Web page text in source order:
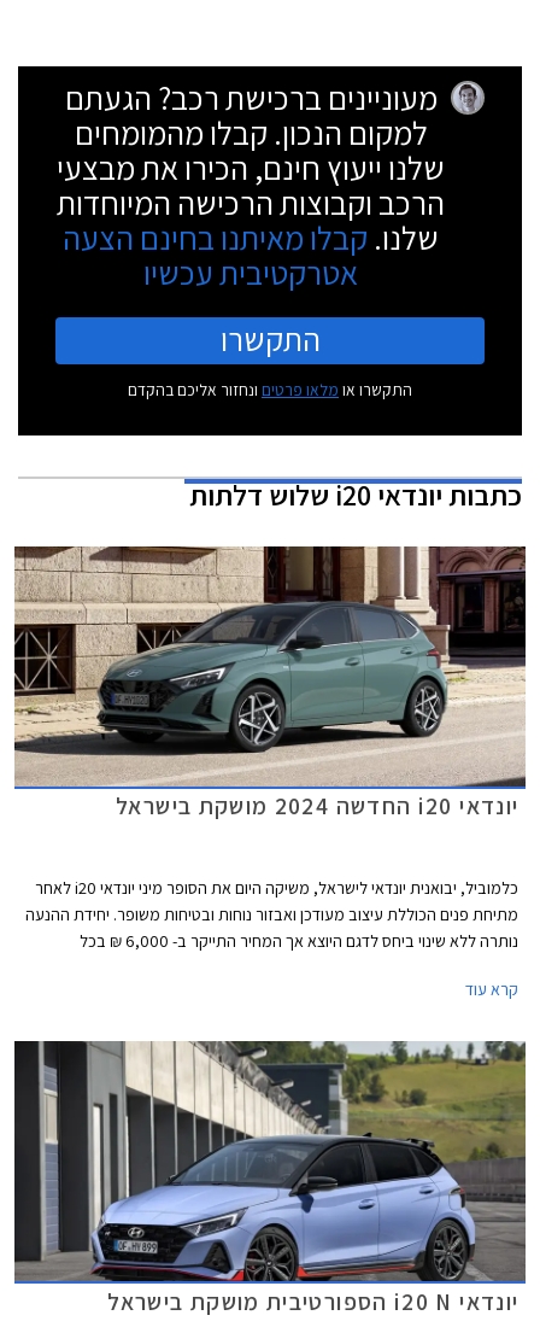
מעוניינים ברכישת רכב? הגעתם
למקום הנכון. קבלו מהמומחים
שלנו ייעוץ חינם, הכירו את מבצעי
הרכב וקבוצות הרכישה המיוחדות
שלנו. קבלו מאיתנו בחינם הצעה
אטרקטיבית עכשיו
התקשרו
התקשרו או מלאו פרטים ונחזור אליכם בהקדם
כתבותיונדאי i20 שלוש דלתות
יונדאי i20 החדשה 2024 מושקת בישראל
כלמוביל, יבואנית יונדאי לישראל, משיקה היום את הסופר מיני יונדאי i20 לאחר
מתיחת פנים הכוללת עיצוב מעודכן ואבזור נוחות ובטיחות משופר. יחידת ההנעה
נותרה ללא שינוי ביחס לדגם היוצא אך המחיר התייקר ב- 6,000 ₪ בכל
קרא עוד
יונדאי i20 N הספורטיבית מושקת בישראל